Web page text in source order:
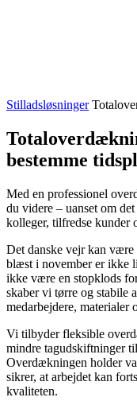
Stilladsløsninger
bestemme
Med en professionel
du videre – uanset om
kolleger, tilfredse kunder
Det danske vejr kan
blæst i november er ikke
ikke være en stopklods
skaber vi tørre og stabile
medarbejdere, materialer
Vi tilbyder fleksible
mindre tagudskiftninger
Overdækningen holder
sikrer, at arbejdet kan
kvaliteten.